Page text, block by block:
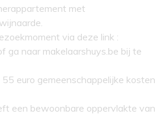
met
via deze link :
ga naar makelaarshuys.be bij te
55 euro gemeenschappelijke kosten
een bewoonbare oppervlakte van